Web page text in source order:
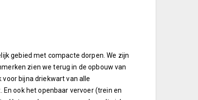
gebied met compacte dorpen. We zijn
zien we terug in de opbouw van
bijna driekwart van alle
ook het openbaar vervoer (trein en